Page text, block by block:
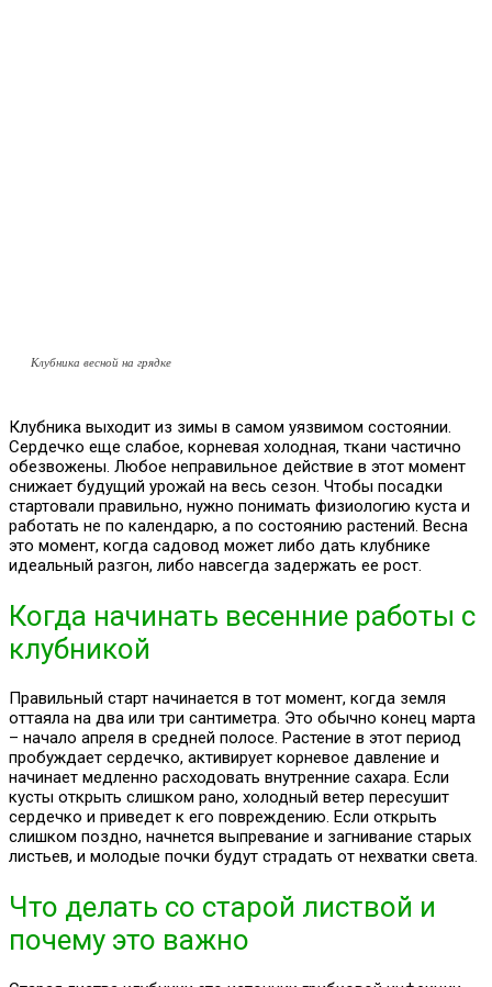
Клубника весной на грядке
Клубника выходит из зимы в самом уязвимом состоянии.
Сердечко еще слабое, корневая холодная, ткани частично
обезвожены. Любое неправильное действие в этот момент
снижает будущий урожай на весь сезон. Чтобы посадки
стартовали правильно, нужно понимать физиологию куста и
работать не по календарю, а по состоянию растений. Весна
это момент, когда садовод может либо дать клубнике
идеальный разгон, либо навсегда задержать ее рост.
Когда начинать весенние работы с
клубникой
Правильный старт начинается в тот момент, когда земля
оттаяла на два или три сантиметра. Это обычно конец марта
– начало апреля в средней полосе. Растение в этот период
пробуждает сердечко, активирует корневое давление и
начинает медленно расходовать внутренние сахара. Если
кусты открыть слишком рано, холодный ветер пересушит
сердечко и приведет к его повреждению. Если открыть
слишком поздно, начнется выпревание и загнивание старых
листьев, и молодые почки будут страдать от нехватки света.
Что делать со старой листвой и
почему это важно